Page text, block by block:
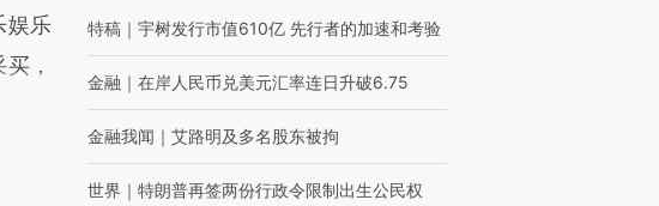
娱乐
，
特稿 ｜ 宇树发行市值610亿 先行者的加速和考验
金融 ｜ 在岸人民币兑美元汇率连日升破6.75
金融我闻 ｜ 艾路明及多名股东被拘
世界 ｜ 特朗普再签两份行政令限制出生公民权